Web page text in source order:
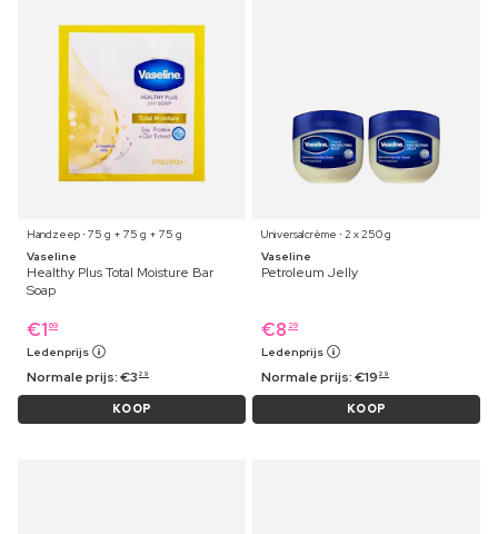
Handzeep ⋅ 75 g + 75 g + 75 g
Vaseline
Healthy Plus Total Moisture Bar
Soap
€1 69
Ledenprijs
Normale prijs:€3 29
KOOP
Universalcrème ⋅ 2 x 250 g
Vaseline
Petroleum Jelly
€8 29
Ledenprijs
Normale prijs:€19 29
KOOP